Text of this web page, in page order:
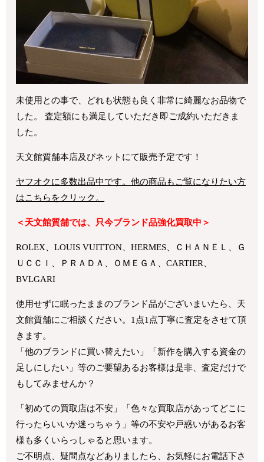
未使用との事で、どれも状態も良く非常に綺麗なお品物で
した。 査定額にも満足していただき即ご成約いただきま
した。
天文館質舗本店及びネットにて販売予定です！
ヤフオクに多数出品中です。他の商品もご覧になりたい方
はこちらをクリック。
＜天文館質舗では、只今ブランド品強化買取中＞
ROLEX、LOUIS VUITTON、HERMES、ＣＨＡＮＥＬ、Ｇ
ＵＣＣＩ、ＰＲＡＤＡ、ＯＭＥＧＡ、CARTIER、
BVLGARI
使用せずに眠ったままのブランド品がございまいたら、天
文館質舗にご相談ください。1点1点丁寧に査定をさせて頂
きます。
「他のブランドに買い替えたい」「新作を購入する資金の
足しにしたい」等のご要望あるお客様は是非、査定だけで
もしてみませんか？
「初めての買取店は不安」「色々な買取店があってどこに
行ったらいいか迷っちゃう」等の不安や戸惑いがあるお客
様も多くいらっしゃると思います。
ご不明点、疑問点などありましたら、お気軽にお電話下さ